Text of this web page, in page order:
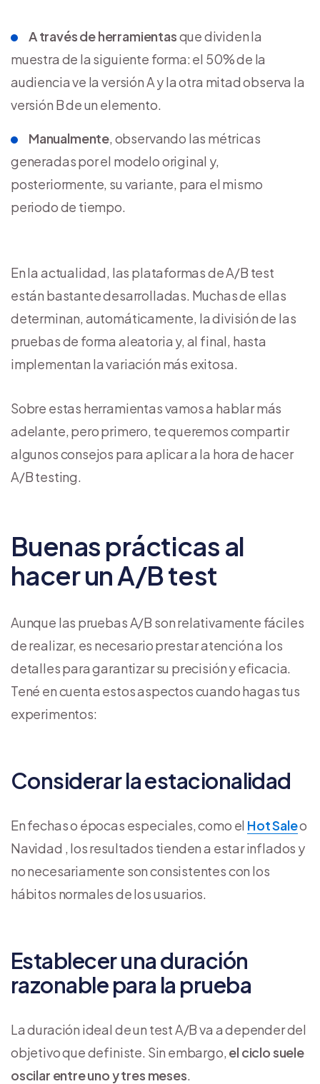
A través de herramientasque dividen la
muestra de la siguiente forma: el 50% de la
audiencia ve la versión A y la otra mitad observa la
versión B de un elemento.
Manualmente, observando las métricas
generadas por el modelo original y,
posteriormente, su variante, para el mismo
periodo de tiempo.
En la actualidad, las plataformas de A/B test
están bastante desarrolladas. Muchas de ellas
determinan, automáticamente, la división de las
pruebas de forma aleatoria y, al final, hasta
implementan la variación más exitosa.
Sobre estas herramientas vamos a hablar más
adelante, pero primero, te queremos compartir
algunos consejos para aplicar a la hora de hacer
A/B testing.
Buenas prácticas al
hacer un A/B test
Aunque las pruebas A/B son relativamente fáciles
de realizar, es necesario prestar atención a los
detalles para garantizar su precisión y eficacia.
Tené en cuenta estos aspectos cuando hagas tus
experimentos:
Considerar la estacionalidad
En fechas o épocas especiales, como el Hot Saleo
Navidad , los resultados tienden a estar inflados y
no necesariamente son consistentes con los
hábitos normales de los usuarios.
Establecer una duración
razonable para la prueba
La duración ideal de un test A/B va a depender del
objetivo que definiste. Sin embargo, el ciclo suele
oscilar entre uno y tres meses.